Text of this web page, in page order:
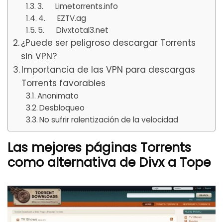
3. Limetorrents.info
4. EZTV.ag
5. Divxtotal3.net
¿Puede ser peligroso descargar Torrents
sin VPN?
Importancia de las VPN para descargas
Torrents favorables
Anonimato
Desbloqueo
No sufrir ralentización de la velocidad
Las mejores páginas Torrents
como alternativa de Divx a Tope